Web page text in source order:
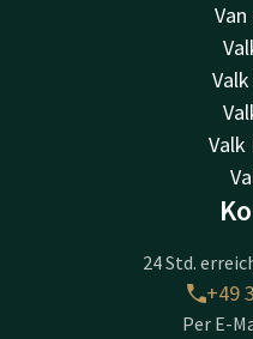
Valk
24 Std.
+49
Per E-